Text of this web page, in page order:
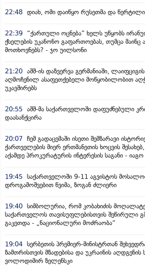
22:48 დიახ, ომი დაიწყო რუსეთმა და წერტილი!
22:39
“ქართული ოცნება” ხელს უწყობს
ქსელების უკანონო გაფართოებას, თუმცა მაინც
მოთხოვნებს? - ჯო უილსონი
21:20 აშშ-ის დაზვერვა გერმანიაში,
აღმოჩენილ ასაფეთქებელი მოწყობილობით
უკავშირებს
20:55 აშშ-მა საქართველოში დაფუძნებული
დაასანქცირა
20:07 ჩემ გადაცემაში ისეთი შემზარავი
ქართველების მიერ ერთმანეთის ხოცვის
აქამდე პროკურატურის ინტერესის საგანი - იაგო
19:45 საქართველოში 9-11 აგვისტოს
დროგამოშვებით წვიმა, ზოგან ძლიერი
19:40 სიმბოლურია, რომ კობახიძის
საქართველოს თავისუფლებისთვის შეწირული
გაკეთდა - „ნაციონალური მოძრაობა“
19:04 სერბეთის პრემიერ-მინისტრთან
ზამთრისთვის მზადებისა და უკრაინის აღდგენის
ვოლოდიმირ ზელენსკი